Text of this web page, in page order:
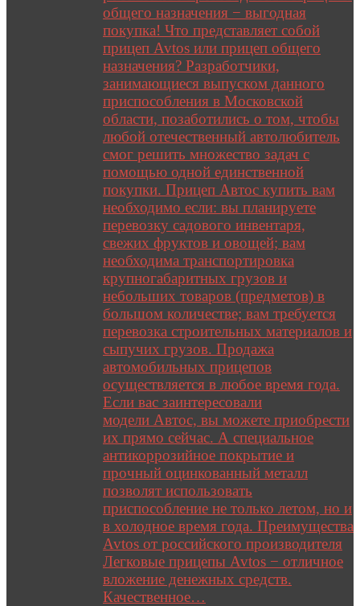
общего назначения − выгодная
покупка! Что представляет собой
прицеп Avtos или прицеп общего
назначения? Разработчики,
занимающиеся выпуском данного
приспособления в Московской
области, позаботились о том, чтобы
любой отечественный автолюбитель
смог решить множество задач с
помощью одной единственной
покупки. Прицеп Автос купить вам
необходимо если: вы планируете
перевозку садового инвентаря,
свежих фруктов и овощей; вам
необходима транспортировка
крупногабаритных грузов и
небольших товаров (предметов) в
большом количестве; вам требуется
перевозка строительных материалов и
сыпучих грузов. Продажа
автомобильных прицепов
осуществляется в любое время года.
Если вас заинтересовали
модели Автос, вы можете приобрести
их прямо сейчас. А специальное
антикоррозийное покрытие и
прочный оцинкованный металл
позволят использовать
приспособление не только летом, но и
в холодное время года. Преимущества
Avtos от российского производителя
Легковые прицепы Avtos − отличное
вложение денежных средств.
Качественное…